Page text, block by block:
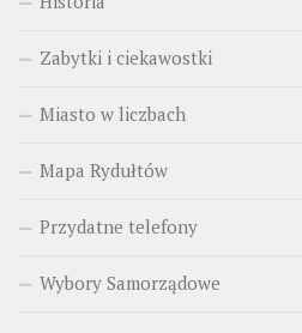
Zabytki i ciekawostki
Miasto w liczbach
Mapa Rydułtów
Przydatne telefony
Wybory Samorządowe